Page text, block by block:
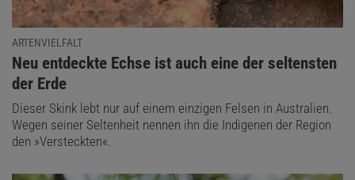
ARTENVIELFALT
:
Neu entdeckte Echse ist auch eine der seltensten
der Erde
Dieser Skink lebt nur auf einem einzigen Felsen in Australien.
Wegen seiner Seltenheit nennen ihn die Indigenen der Region
den »Versteckten«.